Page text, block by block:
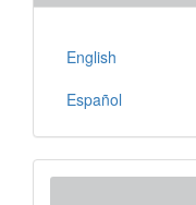
English
Español